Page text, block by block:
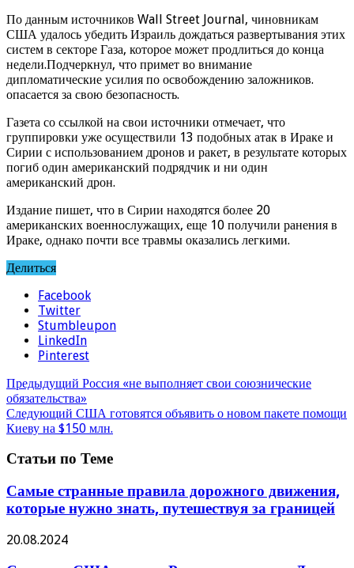
По данным источников Wall Street Journal, чиновникам
США удалось убедить Израиль дождаться развертывания этих
систем в секторе Газа, которое может продлиться до конца
недели.Подчеркнул, что примет во внимание
дипломатические усилия по освобождению заложников.
опасается за свою безопасность.
Газета со ссылкой на свои источники отмечает, что
группировки уже осуществили 13 подобных атак в Ираке и
Сирии с использованием дронов и ракет, в результате которых
погиб один американский подрядчик и ни один
американский дрон.
Издание пишет, что в Сирии находятся более 20
американских военнослужащих, еще 10 получили ранения в
Ираке, однако почти все травмы оказались легкими.
Делиться
Facebook
Twitter
Stumbleupon
LinkedIn
Pinterest
Предыдущий Россия «не выполняет свои союзнические
обязательства»
Следующий США готовятся объявить о новом пакете помощи
Киеву на $150 млн.
Статьи по Теме
Самые странные правила дорожного движения,
которые нужно знать, путешествуя за границей
20.08.2024